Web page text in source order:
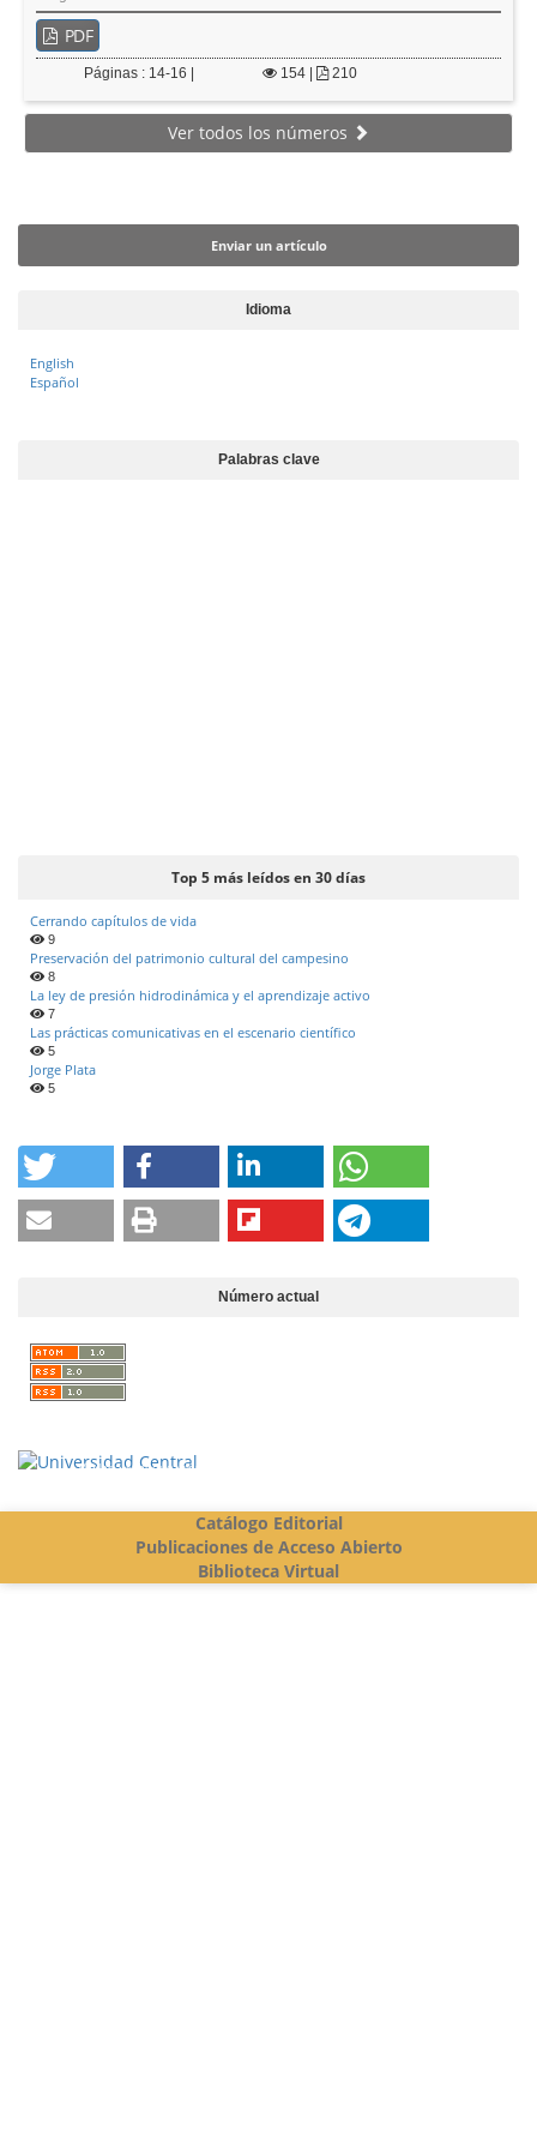
PDF
Páginas : 14-16 | 154 210
Ver todos los números
Enviar un artículo
Idioma
English
Español
Palabras clave
Top 5 más leídos en 30 días
Cerrando capítulos de vida
9
Preservación del patrimonio cultural del campesino
8
La ley de presión hidrodinámica y el aprendizaje activo
7
Las prácticas comunicativas en el escenario científico
5
Jorge Plata
5
Número actual
Vigilada Mineducación
Catálogo Editorial
Publicaciones de Acceso Abierto
Biblioteca Virtual